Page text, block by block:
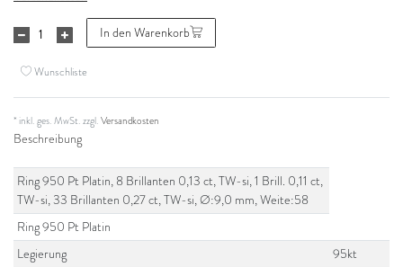
In den Warenkorb
Wunschliste
* inkl. ges. MwSt. zzgl.Versandkosten
Beschreibung
Ring 950 Pt Platin, 8 Brillanten 0,13 ct, TW-si, 1 Brill. 0,11 ct,
TW-si, 33 Brillanten 0,27 ct, TW-si, Ø:9,0 mm, Weite:58
Ring 950 Pt Platin
Legierung
95kt